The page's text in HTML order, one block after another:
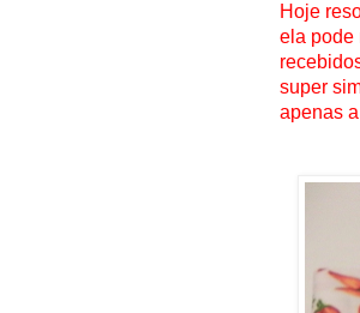
Hoje
ela pode
super
apenas